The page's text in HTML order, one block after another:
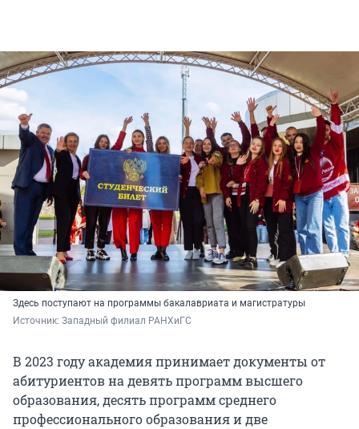
Здесь поступают на программы бакалавриата и магистратуры
Источник: Западный филиал РАНХиГС
В 2023 году академия принимает документы от
абитуриентов на девять программ высшего
образования, десять программ среднего
профессионального образования и две